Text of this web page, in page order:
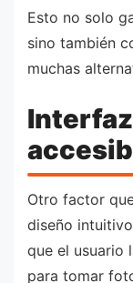
Esto no solo
sino también
muchas
Otro factor
diseño
que el usuario
para tomar